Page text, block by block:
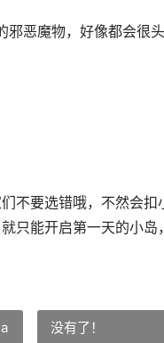
恶魔物，好像都会很
不要选错哦，不然会
只能开启第一天的小
没有了！